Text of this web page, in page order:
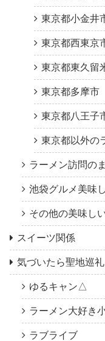
東京都小金井
東京都西東京
東京都東久留
東京都多摩市
東京都八王子
東京都以外の
ラーメン訪問の
池袋グルメ美味
その他の美味し
スイーツ関係
気づいたら聖地巡礼
ゆるキャン△
ラーメン大好き
ラブライブ